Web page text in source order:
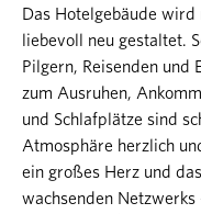
Das Hotelgebäude wird
liebevoll neu gestaltet.
Pilgern, Reisenden und
zum Ausruhen,
und Schlafplätze sind
Atmosphäre herzlich
ein großes Herz und
wachsenden